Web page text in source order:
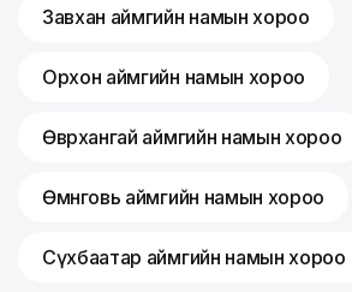
Завхан аймгийн намын хороо
Орхон аймгийн намын хороо
Өвөрхангай аймгийн намын хороо
Өмнөговь аймгийн намын хороо
Сүхбаатар аймгийн намын хороо